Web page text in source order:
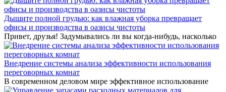
Дышите полной грудью: как влажная уборка превращает
офисы и производства в оазисы чистоты
Привет, друзья! Задумывались ли вы когда-нибудь, насколько
Внедрение системы анализа эффективности использования
переговорных комнат
В современном деловом мире эффективное использование